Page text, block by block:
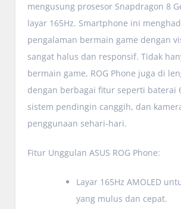
mengusung prosesor Snapdragon 8
layar 165Hz. Smartphone ini
pengalaman bermain game dengan
sangat halus dan responsif. Tidak
bermain game, ROG Phone juga di
dengan berbagai fitur seperti baterai
sistem pendingin canggih, dan
penggunaan sehari-hari.
Fitur Unggulan ASUS ROG Phone:
Layar 165Hz AMOLED
yang mulus dan cepat.